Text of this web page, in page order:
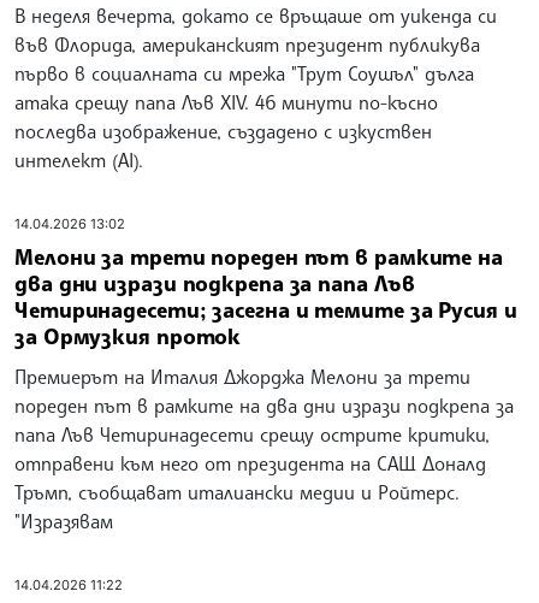
В неделя вечерта, докато се връщаше от уикенда си
във Флорида, американският президент публикува
първо в социалната си мрежа "Трут Соушъл" дълга
атака срещу папа Лъв XIV. 46 минути по-късно
последва изображение, създадено с изкуствен
интелект (AI).
14.04.2026 13:02
Мелони за трети пореден път в рамките на
два дни изрази подкрепа за папа Лъв
Четиринадесети; засегна и темите за Русия и
за Ормузкия проток
Премиерът на Италия Джорджа Мелони за трети
пореден път в рамките на два дни изрази подкрепа за
папа Лъв Четиринадесети срещу острите критики,
отправени към него от президента на САЩ Доналд
Тръмп, съобщават италиански медии и Ройтерс.
"Изразявам
14.04.2026 11:22